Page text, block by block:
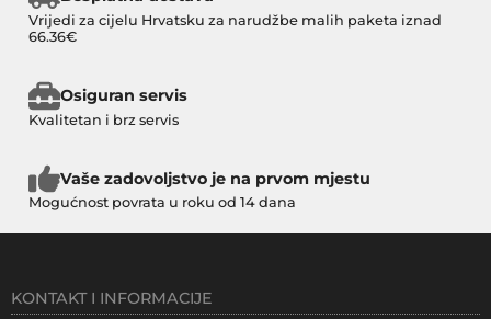
Vrijedi za cijelu Hrvatsku za narudžbe malih paketa iznad
66.36€
Osiguran servis
Kvalitetan i brz servis
Vaše zadovoljstvo je na prvom mjestu
Mogućnost povrata u roku od 14 dana
KONTAKT I INFORMACIJE